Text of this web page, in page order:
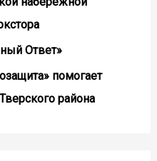
Ответ»
помогает
района